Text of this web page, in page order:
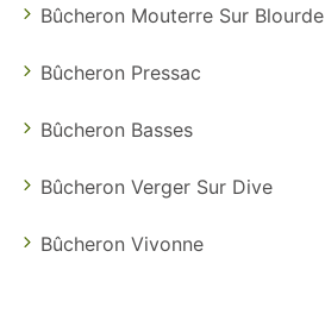
Bûcheron Mouterre Sur Blourde
Bûcheron Pressac
Bûcheron Basses
Bûcheron Verger Sur Dive
Bûcheron Vivonne